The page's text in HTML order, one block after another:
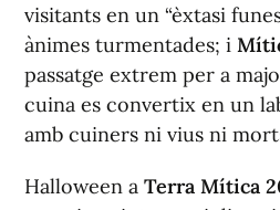
visitants en un “èxtasi
ànimes turmentades; i
passatge extrem per a
cuina es convertix en un
amb cuiners ni vius ni
Halloween a Terra Mítica